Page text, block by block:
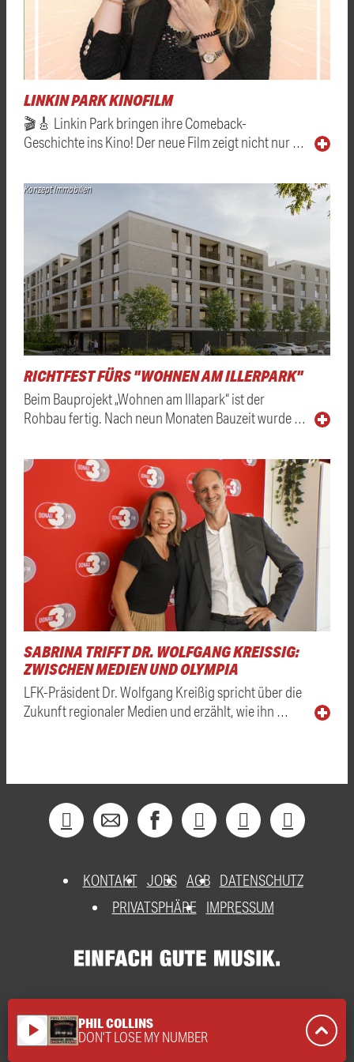
LINKIN PARK KINOFILM
🎬🎸 Linkin Park bringen ihre Comeback-
Geschichte ins Kino! Der neue Film zeigt nicht nur …
Konzept Immobilien
RICHTFEST FÜRS "WOHNEN AM ILLERPARK"
Beim Bauprojekt „Wohnen am Illapark“ ist der
Rohbau fertig. Nach neun Monaten Bauzeit wurde …
SABRINA TRIFFT DR. WOLFGANG KREISSIG: Z
WISCHEN MEDIEN UND OLYMPIA
LFK-Präsident Dr. Wolfgang Kreißig spricht über die
Zukunft regionaler Medien und erzählt, wie ihn …
KONTAKT JOBS AGB DATENSCHUTZ
PRIVATSPHÄRE
IMPRESSUM
play_arrow PHIL COLLINS
DON'T LOSE MY NUMBER